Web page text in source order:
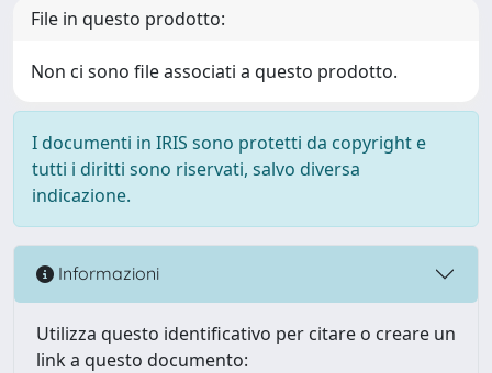
File in questo prodotto:
Non ci sono file associati a questo prodotto.
I documenti in IRIS sono protetti da copyright e
tutti i diritti sono riservati, salvo diversa
indicazione.
Informazioni
Utilizza questo identificativo per citare o creare un
link a questo documento: